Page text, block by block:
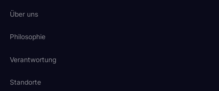
Über uns
Philosophie
Verantwortung
Standorte